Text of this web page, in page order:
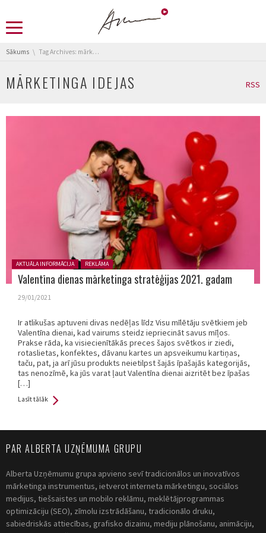
You are here:
Sākums Tag Archives: mārketinga idejas
MĀRKETINGA IDEJAS RSS
Posted in:
AKTUĀLA INFORMĀCIJA REKLĀMA
Valentīna dienas mārketinga stratēģijas 2021. gadam
29/01/2021
Ir atlikušas aptuveni divas nedēļas līdz Visu mīlētāju svētkiem jeb
Valentīna dienai, kad vairums steidz iepriecināt savus mīļos.
Prakse rāda, ka visiecienītākās preces šajos svētkos ir ziedi,
rotaslietas, konfektes, dāvanu kartes un apsveikumu kartiņas,
taču, pat, ja arī jūsu produkts neietilpst šajās īpašajās kategorijās,
tas nenozīmē, ka jūs varat ļaut Valentīna dienai aizritēt bez īpašas
[…]
Lasīt tālāk
PAR ALBERTA UZŅĒMUMA GRUPU
Alberta Uzņēmumu grupa apvieno sevī tradicionālos un inovatīvos
mārketinga instrumentus, ietverot interneta mārketingu, sociālos
medijus, tiešsaistes un mobilo reklāmu, meklētājprogrammas
optimizāciju (SEO), zīmolu izstrādāšanu, tradicionālo druku,
sabiedriskās attiecības, grafisko dizainu, mediju plānošanu, animāciju,